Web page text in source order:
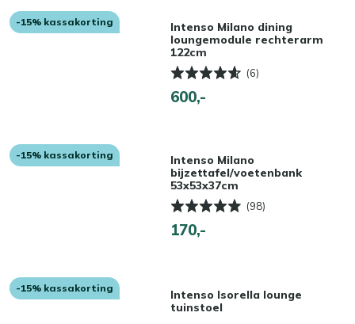
-15% kassakorting
Intenso Milano dining
loungemodule rechterarm
122cm
(6)
600,-
-15% kassakorting
Intenso Milano
bijzettafel/voetenbank
53x53x37cm
(98)
170,-
-15% kassakorting
Intenso Isorella lounge
tuinstoel